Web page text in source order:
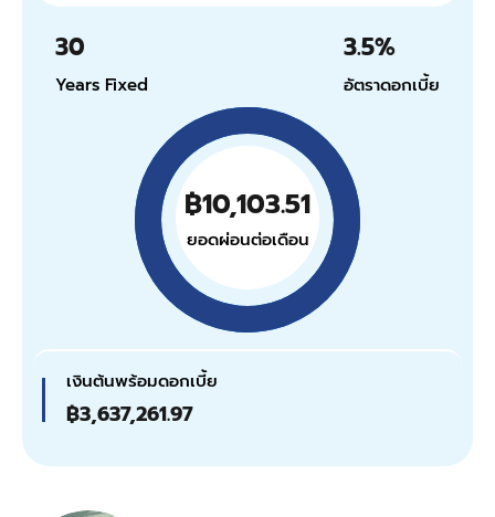
30
Years Fixed
3.5%
อัตราดอกเบี้ย
฿10,103.51
ยอดผ่อนต่อเดือน
เงินต้นพร้อมดอกเบี้ย
฿3,637,261.97